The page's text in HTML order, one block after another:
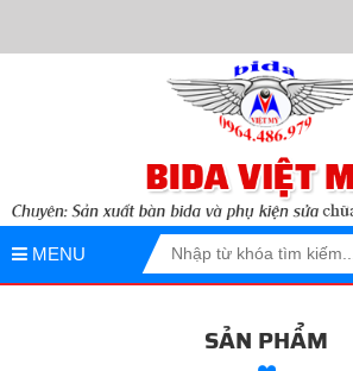
MENU
SẢN PHẨM